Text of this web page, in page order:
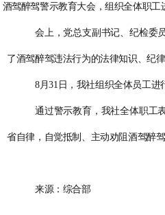
酒驾醉驾警示教育大会，组织全体职
会上，党总支副书记、纪检委
了酒驾醉驾违法行为的法律知识、纪
8月31 日，我社组织全体员工
通过警示教育，我社全体职工
省自律，自觉抵制、主动劝阻酒驾醉
来源：综合部